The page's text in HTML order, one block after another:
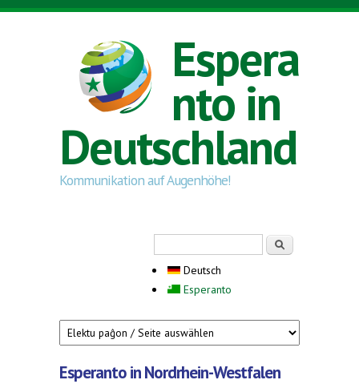
Direkt zum Inhalt
Espera
nto in
Deutschland
Kommunikation auf Augenhöhe!
Deutsch
Esperanto
Esperanto in Nordrhein-Westfalen